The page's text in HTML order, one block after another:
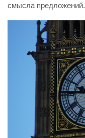
смысла предложений.